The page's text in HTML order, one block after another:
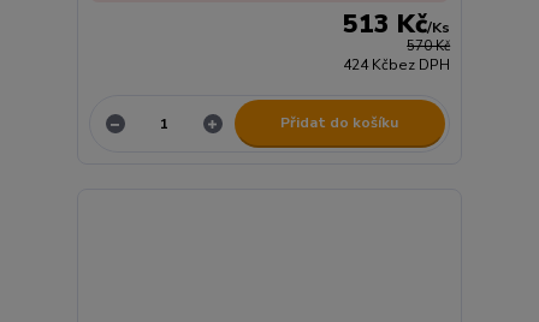
570 Kč
513 Kč/Ks
424 Kčbez DPH
Přidat do košíku